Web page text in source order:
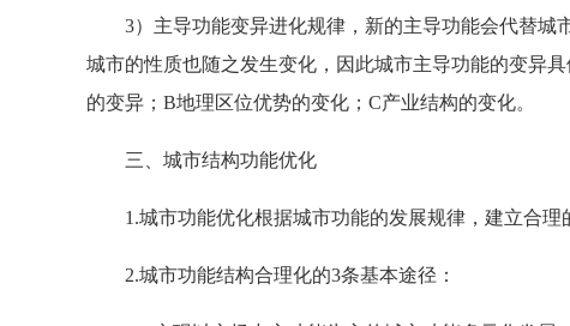
3）主导功能变异进化规律，新的主导功能会代替城
城市的性质也随之发生变化，因此城市主导功能的变异
的变异；B地理区位优势的变化；C产业结构的变化。
三、城市结构功能优化
1.城市功能优化根据城市功能的发展规律，建立合理
2.城市功能结构合理化的3条基本途径：